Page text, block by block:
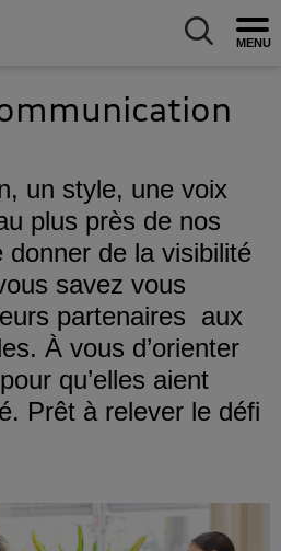
à l'accueil Allez au
un style, une voix
plus près de nos
donner de la visibilité
savez vous
partenaires aux
À vous d’orienter
qu’elles aient
Prêt à relever le défi